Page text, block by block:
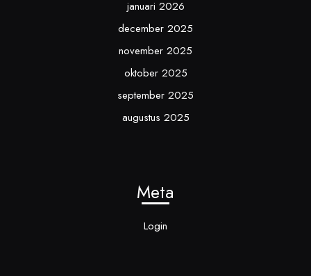
januari 2026
december 2025
november 2025
oktober 2025
september 2025
augustus 2025
Meta
Login